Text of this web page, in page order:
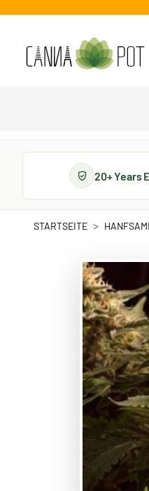
20+ Years
STARTSEITE